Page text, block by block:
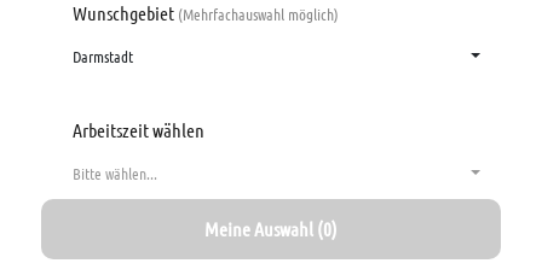
Wunschgebiet (Mehrfachauswahl möglich)
Darmstadt
Arbeitszeit wählen
Bitte wählen...
Meine Auswahl (0)